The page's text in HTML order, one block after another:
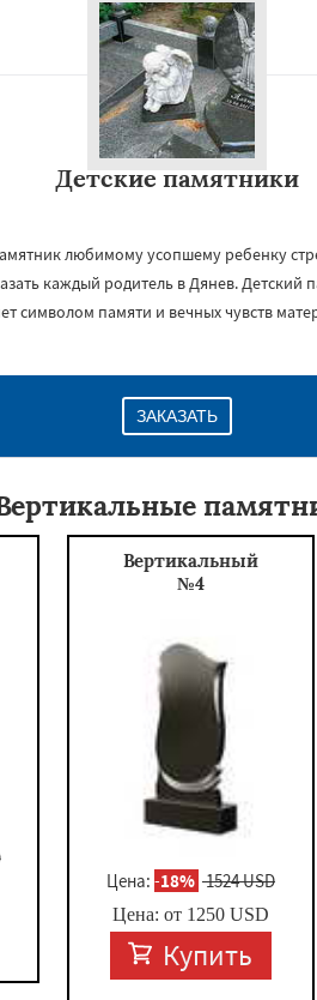
Детские памятники
любимому усопшему ребенку
каждый родитель в Дянев. Детский
символом памяти и вечных чувств
ЗАКАЗАТЬ
Вертикальный
№4
Цена: -18% 1524 USD
Цена: от 1250USD
Купить
Даю согласие на обработку персональных данных